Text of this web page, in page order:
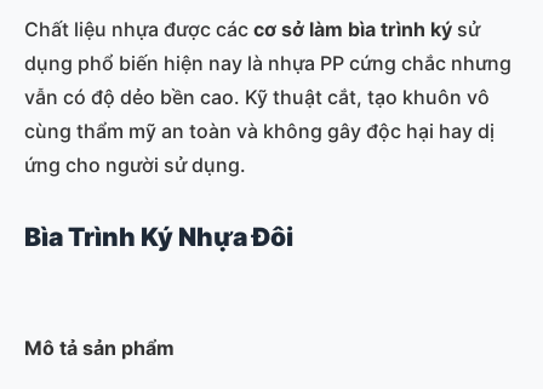
Chất liệu nhựa được các cơ sở làm bìa trình ký sử
dụng phổ biến hiện nay là nhựa PP cứng chắc nhưng
vẫn có độ dẻo bền cao. Kỹ thuật cắt, tạo khuôn vô
cùng thẩm mỹ an toàn và không gây độc hại hay dị
ứng cho người sử dụng.
Bìa Trình Ký Nhựa Đôi
Mô tả sản phẩm